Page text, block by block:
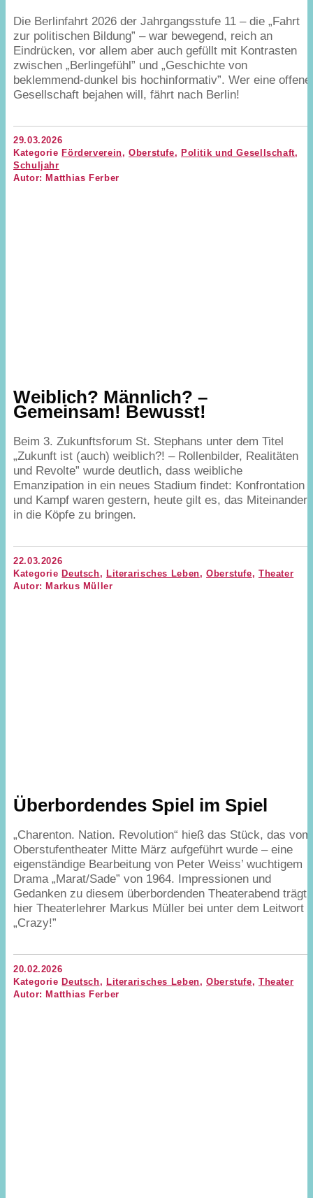
Die Berlinfahrt 2026 der Jahrgangsstufe 11 – die„Fahrt
zur politischen Bildung” – war bewegend, reich an
Eindrücken, vor allem aber auch gefüllt mit Kontrasten
zwischen„Berlingefühl” und„Geschichte von
beklemmend-dunkel bis hochinformativ”. Wer eine offene
Gesellschaft bejahen will, fährt nach Berlin!
29.03.2026
Kategorie Förderverein,Oberstufe, Politik und Gesellschaft,
Schuljahr
Autor: Matthias Ferber
Weiblich? Männlich? –
Gemeinsam! Bewusst!
Beim3. Zukunftsforum St. Stephans unter dem Titel
„Zukunft ist (auch) weiblich?! – Rollenbilder, Realitäten
und Revolte” wurde deutlich, dass weibliche
Emanzipation in ein neues Stadium findet: Konfrontation
und Kampf waren gestern, heute gilt es, das Miteinander
in die Köpfe zu bringen.
22.03.2026
Kategorie Deutsch, Literarisches Leben,Oberstufe, Theater
Autor: Markus Müller
Überbordendes Spiel im Spiel
„Charenton. Nation. Revolution“ hieß das Stück, das vom
Oberstufentheater Mitte März aufgeführt wurde – eine
eigenständige Bearbeitung von Peter Weiss’ wuchtigem
Drama„Marat/​Sade” von 1964. Impressionen und
Gedanken zu diesem überbordenden Theaterabend trägt
hier Theaterlehrer Markus Müller bei unter dem Leitwort
„Crazy!”
20.02.2026
Kategorie Deutsch, Literarisches Leben,Oberstufe, Theater
Autor: Matthias Ferber